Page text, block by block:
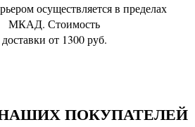
осуществляется в пределах
МКАД. Стоимость
доставки от 1300 руб.
ПОКУПАТЕЛЕЙ